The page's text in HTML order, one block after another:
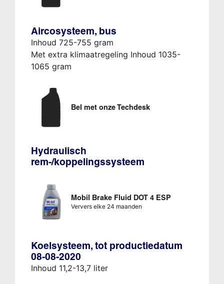
Aircosysteem, bus
Inhoud 725-755 gram
Met extra klimaatregeling Inhoud 1035-
1065 gram
Bel met onze Techdesk
Hydraulisch
rem-/koppelingssysteem
Mobil Brake Fluid DOT 4 ESP
Ververs elke 24 maanden
Koelsysteem, tot productiedatum
08-08-2020
Inhoud 11,2-13,7 liter